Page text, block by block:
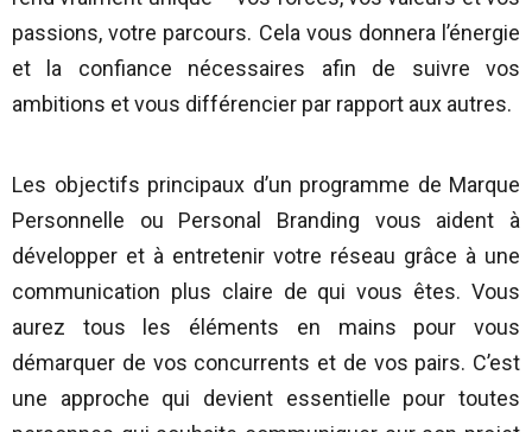
passions, votre parcours. Cela vous donnera l’énergie
et la confiance nécessaires afin de suivre vos
ambitions et vous différencier par rapport aux autres.
Les objectifs principaux d’un programme de Marque
Personnelle ou Personal Branding vous aident à
développer et à entretenir votre réseau grâce à une
communication plus claire de qui vous êtes. Vous
aurez tous les éléments en mains pour vous
démarquer de vos concurrents et de vos pairs. C’est
une approche qui devient essentielle pour toutes